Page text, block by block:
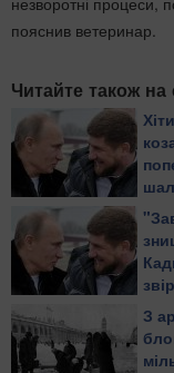
пояснив ветеринар.
Читайте також на
шматки
З